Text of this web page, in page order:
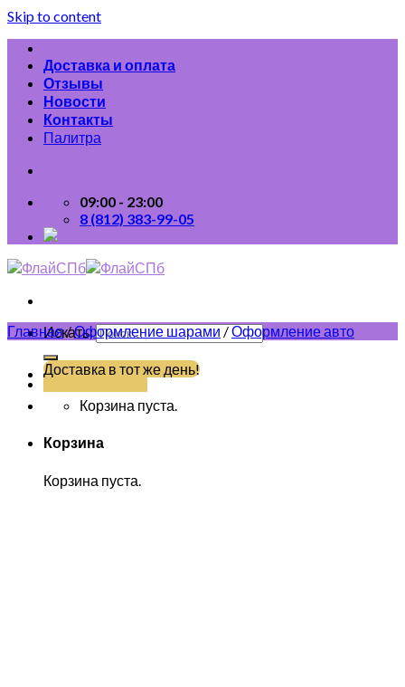
Skip to content
Доставка и оплата
Отзывы
Новости
Контакты
Палитра
09:00 - 23:00
8 (812) 383-99-05
Искать:
(812) 383-99-05
Доставка в тот же день!
Корзина пуста.
Корзина
Корзина пуста.
Главная/Оформление шарами/Оформление авто